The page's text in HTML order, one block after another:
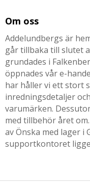
Om oss
Addelundbergs är
går tillbaka till slutet
grundades i
öppnades vår e-
har håller vi ett stort
inredningsdetaljer
varumärken.
med tillbehör året
av Önska med lager i
supportkontoret